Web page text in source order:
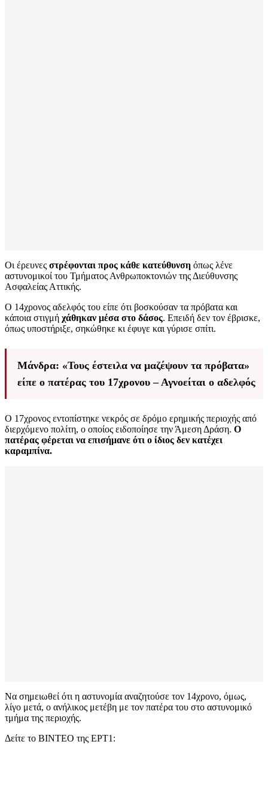
Οι έρευνες στρέφονται προς κάθε κατεύθυνση όπως λένε
αστυνομικοί του Τμήματος Ανθρωποκτονιών της Διεύθυνσης
Ασφαλείας Αττικής.
Ο 14χρονος αδελφός του είπε ότι βοσκούσαν τα πρόβατα και
κάποια στιγμή χάθηκαν μέσα στο δάσος. Επειδή δεν τον έβρισκε,
όπως υποστήριξε, σηκώθηκε κι έφυγε και γύρισε σπίτι.
Μάνδρα: «Τους έστειλα να μαζέψουν τα πρόβατα»
είπε ο πατέρας του 17χρονου – Αγνοείται ο αδελφός
Ο 17χρονος εντοπίστηκε νεκρός σε δρόμο ερημικής περιοχής από
διερχόμενο πολίτη, ο οποίος ειδοποίησε την Άμεση Δράση. Ο
πατέρας φέρεται να επισήμανε ότι ο ίδιος δεν κατέχει
καραμπίνα.
Να σημειωθεί ότι η αστυνομία αναζητούσε τον 14χρονο, όμως,
λίγο μετά, ο ανήλικος μετέβη με τον πατέρα του στο αστυνομικό
τμήμα της περιοχής.
Δείτε το ΒΙΝΤΕΟ της ΕΡΤ1: